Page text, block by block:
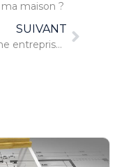
maison ?
SUIVANT
Quelles sont les missions d’une entreprise du bâtiment ?